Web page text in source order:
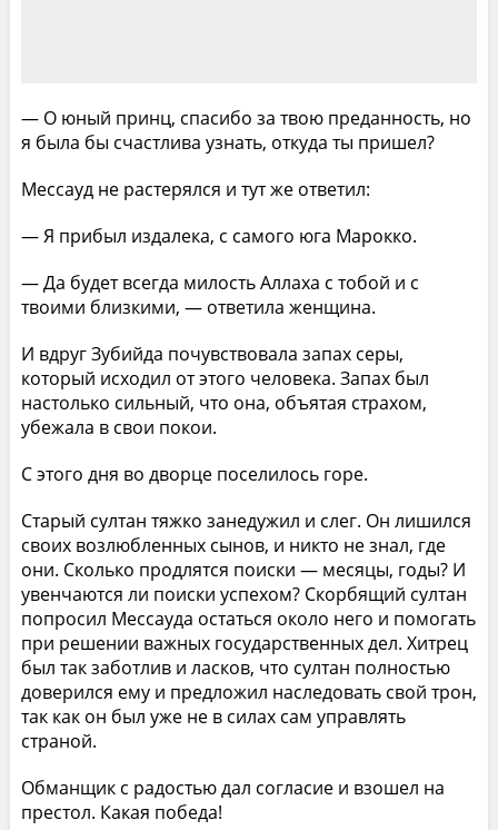
— О юный принц, спасибо за твою преданность, но
я была бы счастлива узнать, откуда ты пришел?
Мессауд не растерялся и тут же ответил:
— Я прибыл издалека, с самого юга Марокко.
— Да будет всегда милость Аллаха с тобой и с
твоими близкими, — ответила женщина.
И вдруг Зубийда почувствовала запах серы,
который исходил от этого человека. Запах был
настолько сильный, что она, объятая страхом,
убежала в свои покои.
С этого дня во дворце поселилось горе.
Старый султан тяжко занедужил и слег. Он лишился
своих возлюбленных сынов, и никто не знал, где
они. Сколько продлятся поиски — месяцы, годы? И
увенчаются ли поиски успехом? Скорбящий султан
попросил Мессауда остаться около него и помогать
при решении важных государственных дел. Хитрец
был так заботлив и ласков, что султан полностью
доверился ему и предложил наследовать свой трон,
так как он был уже не в силах сам управлять
страной.
Обманщик с радостью дал согласие и взошел на
престол. Какая победа!